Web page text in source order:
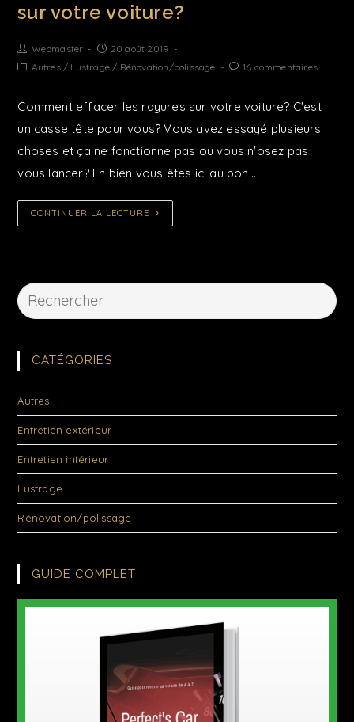
sur votre voiture?
Webmaster
20 août 2019
Autres/ Lustrage / Rénovation/polissage 16 commentaires
Comment effacer les rayures sur votre voiture? C'est
un casse tête pour vous? Vous avez essayé plusieurs
choses et ça ne fonctionne pas ou vous n'osez pas
vous lancer? Eh bien vous êtes ici au bon…
CONTINUER LA LECTURE
CATÉGORIES
Autres
Entretien extérieur
Entretien intérieur
Lustrage
Rénovation/polissage
GUIDE COMPLET